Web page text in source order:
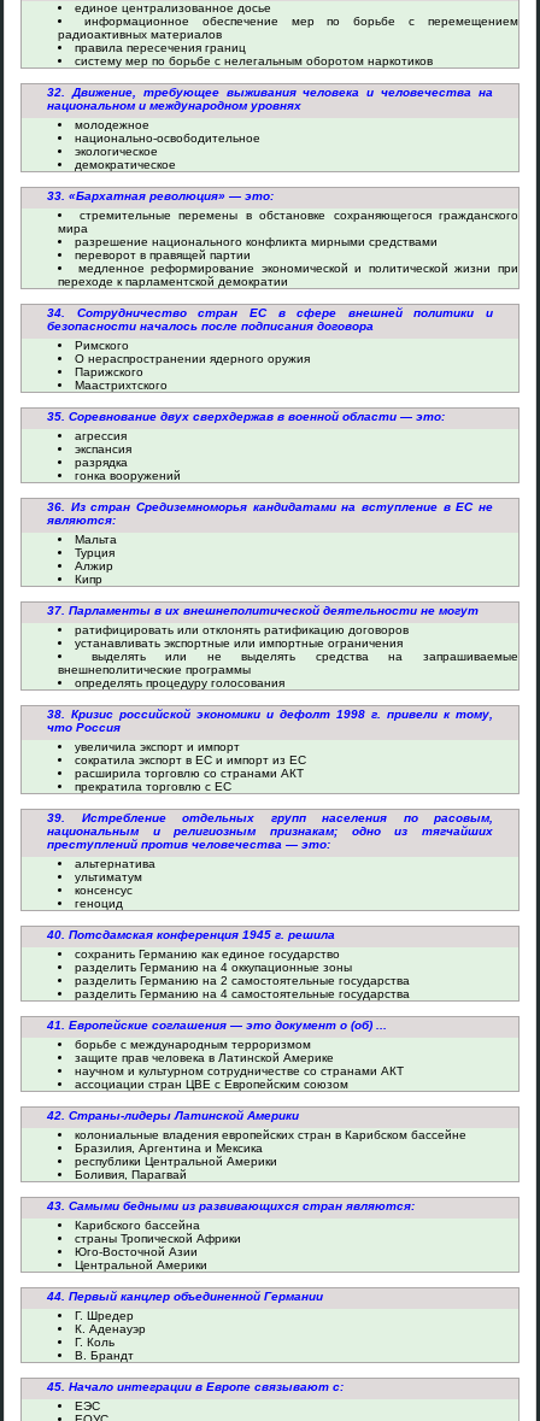
единое централизованное досье
информационное обеспечение мер по борьбе с перемещением
радиоактивных материалов
правила пересечения границ
систему мер по борьбе с нелегальным оборотом наркотиков
32. Движение, требующее выживания человека и человечества на
национальном и международном уровнях
молодежное
национально-освободительное
экологическое
демократическое
33. «Бархатная революция» — это:
стремительные перемены в обстановке сохраняющегося гражданского
мира
разрешение национального конфликта мирными средствами
переворот в правящей партии
медленное реформирование экономической и политической жизни при
переходе к парламентской демократии
34. Сотрудничество стран ЕС в сфере внешней политики и
безопасности началось после подписания договора
Римского
О нераспространении ядерного оружия
Парижского
Маастрихтского
35. Соревнование двух сверхдержав в военной области — это:
агрессия
экспансия
разрядка
гонка вооружений
36. Из стран Средиземноморья кандидатами на вступление в ЕС не
являются:
Мальта
Турция
Алжир
Кипр
37. Парламенты в их внешнеполитической деятельности не могут
ратифицировать или отклонять ратификацию договоров
устанавливать экспортные или импортные ограничения
выделять или не выделять средства на запрашиваемые
внешнеполитические программы
определять процедуру голосования
38. Кризис российской экономики и дефолт 1998 г. привели к тому,
что Россия
увеличила экспорт и импорт
сократила экспорт в ЕС и импорт из ЕС
расширила торговлю со странами АКТ
прекратила торговлю с ЕС
39. Истребление отдельных групп населения по расовым,
национальным и религиозным признакам; одно из тягчайших
преступлений против человечества — это:
альтернатива
ультиматум
консенсус
геноцид
40. Потсдамская конференция 1945 г. решила
сохранить Германию как единое государство
разделить Германию на 4 оккупационные зоны
разделить Германию на 2 самостоятельные государства
разделить Германию на 4 самостоятельные государства
41. Европейские соглашения — это документ о (об) ...
борьбе с международным терроризмом
защите прав человека в Латинской Америке
научном и культурном сотрудничестве со странами АКТ
ассоциации стран ЦВЕ с Европейским союзом
42. Страны-лидеры Латинской Америки
колониальные владения европейских стран в Карибском бассейне
Бразилия, Аргентина и Мексика
республики Центральной Америки
Боливия, Парагвай
43. Самыми бедными из развивающихся стран являются:
Карибского бассейна
страны Тропической Африки
Юго-Восточной Азии
Центральной Америки
44. Первый канцлер объединенной Германии
Г. Шредер
К. Аденауэр
Г. Коль
В. Брандт
45. Начало интеграции в Европе связывают с:
ЕЭС